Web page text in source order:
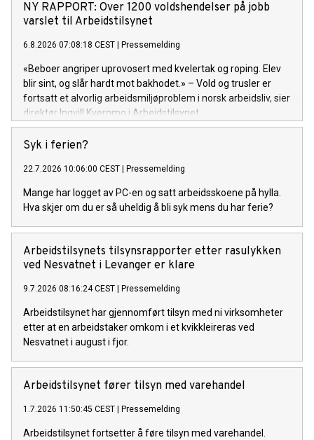
NY RAPPORT: Over 1200 voldshendelser på jobb
varslet til Arbeidstilsynet
6.8.2026 07:08:18 CEST Pressemelding
«Beboer angriper uprovosert med kvelertak og roping. Elev
blir sint, og slår hardt mot bakhodet.» – Vold og trusler er
fortsatt et alvorlig arbeidsmiljøproblem i norsk arbeidsliv, sier
direktør Ingvill Kvernmo i Arbeidstilsynet.
Syk i ferien?
22.7.2026 10:06:00 CEST Pressemelding
Mange har logget av PC-en og satt arbeidsskoene på hylla.
Hva skjer om du er så uheldig å bli syk mens du har ferie?
Arbeidstilsynets tilsynsrapporter etter rasulykken
ved Nesvatnet i Levanger er klare
9.7.2026 08:16:24 CEST Pressemelding
Arbeidstilsynet har gjennomført tilsyn med ni virksomheter
etter at en arbeidstaker omkom i et kvikkleireras ved
Nesvatnet i august i fjor.
Arbeidstilsynet fører tilsyn med varehandel
1.7.2026 11:50:45 CEST Pressemelding
Arbeidstilsynet fortsetter å føre tilsyn med varehandel.